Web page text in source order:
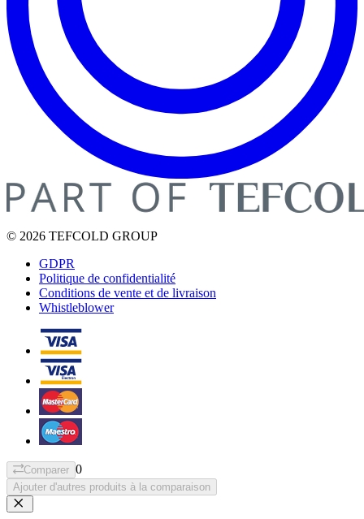
© 2026 TEFCOLD GROUP
GDPR
Politique de confidentialité
Conditions de vente et de livraison
Whistleblower
Comparer 0
Ajouter d'autres produits à la comparaison